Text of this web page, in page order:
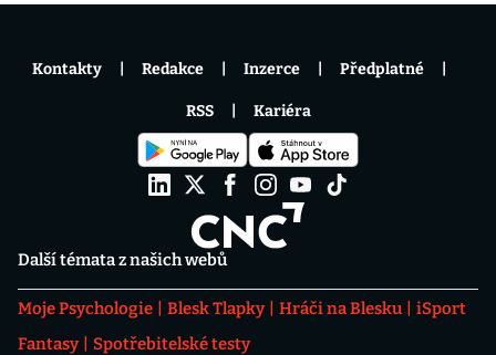
Další témata z našich webů
Moje Psychologie Blesk Tlapky Hráči na Blesku
iSport
Fantasy
Spotřebitelské testy
Kontakty Redakce Inzerce Předplatné
RSS Kariéra